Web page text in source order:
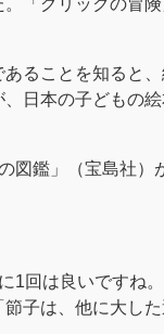
「グリックの冒
ることを知ると
日本の子どもの
図鑑」（宝島社）
1回は良いですね
子は、他に大し